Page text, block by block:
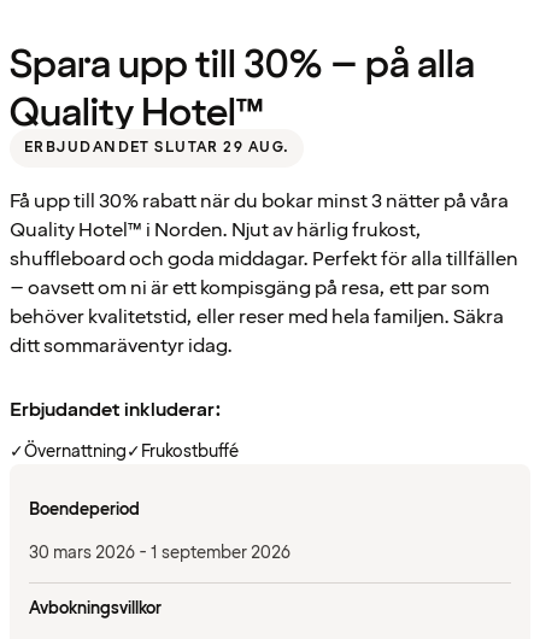
Spara upp till 30% – på alla
Quality Hotel™
ERBJUDANDET SLUTAR 29 AUG.
Få upp till 30% rabatt när du bokar minst 3 nätter på våra
Quality Hotel™ i Norden. Njut av härlig frukost,
shuffleboard och goda middagar. Perfekt för alla tillfällen
– oavsett om ni är ett kompisgäng på resa, ett par som
behöver kvalitetstid, eller reser med hela familjen. Säkra
ditt sommaräventyr idag.
Erbjudandet inkluderar:
✓Övernattning✓Frukostbuffé
Boendeperiod
30 mars 2026 - 1 september 2026
Avbokningsvillkor